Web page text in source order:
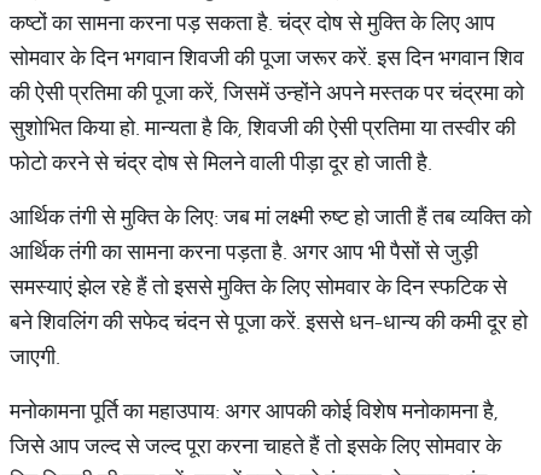
कष्टों का सामना करना पड़ सकता है. चंद्र दोष से मुक्ति के लिए आप
सोमवार के दिन भगवान शिवजी की पूजा जरूर करें. इस दिन भगवान शिव
की ऐसी प्रतिमा की पूजा करें, जिसमें उन्होंने अपने मस्तक पर चंद्रमा को
सुशोभित किया हो. मान्यता है कि, शिवजी की ऐसी प्रतिमा या तस्वीर की
फोटो करने से चंद्र दोष से मिलने वाली पीड़ा दूर हो जाती है.
आर्थिक तंगी से मुक्ति के लिए: जब मां लक्ष्मी रुष्ट हो जाती हैं तब व्यक्ति को
आर्थिक तंगी का सामना करना पड़ता है. अगर आप भी पैसों से जुड़ी
समस्याएं झेल रहे हैं तो इससे मुक्ति के लिए सोमवार के दिन स्फटिक से
बने शिवलिंग की सफेद चंदन से पूजा करें. इससे धन-धान्य की कमी दूर हो
जाएगी.
मनोकामना पूर्ति का महाउपाय: अगर आपकी कोई विशेष मनोकामना है,
जिसे आप जल्द से जल्द पूरा करना चाहते हैं तो इसके लिए सोमवार के